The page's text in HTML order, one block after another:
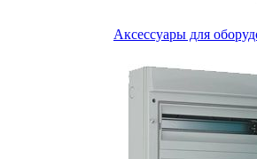
Аксессуары для